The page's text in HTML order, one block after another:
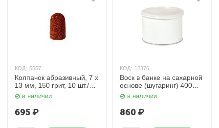
КОД: 5557
Колпачок абразивный, 7 x
13 мм, 150 грит, 10 шт./уп.
Planet Nails
в наличии
695₽
КОД: 12376
Воск в банке на сахарной
основе (шугаринг) 400
мл. Planet Nails
в наличии
860₽